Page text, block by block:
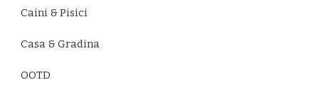
Caini & Pisici
Casa & Gradina
OOTD